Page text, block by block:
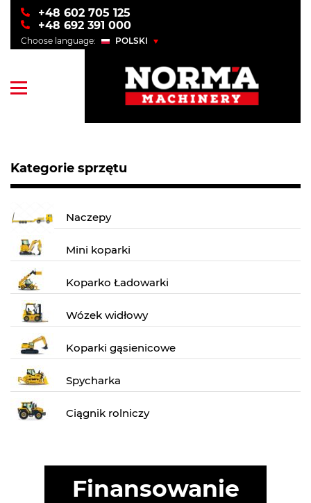
+48 602 705 125
+48 692 391 000
Choose language:
POLSKI
Kategorie sprzętu
Naczepy
Mini koparki
Koparko Ładowarki
Wózek widłowy
Koparki gąsienicowe
Spycharka
Ciągnik rolniczy
Finansowanie